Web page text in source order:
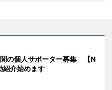
の個人サポーター募集 【N
紹介始めます